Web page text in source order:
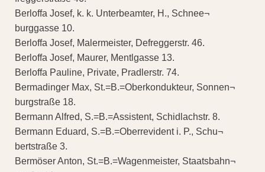
Berloffa Josef, k. k. Unterbeamter, H., Schnee¬
burggasse 10.
Berloffa Josef, Malermeister, Defreggerstr. 46.
Berloffa Josef, Maurer, Mentlgasse 13.
Berloffa Pauline, Private, Pradlerstr. 74.
Bermadinger Max, St.=B.=Oberkondukteur, Sonnen¬
burgstraße 18.
Bermann Alfred, S.=B.=Assistent, Schidlachstr. 8.
Bermann Eduard, S.=B.=Oberrevident i. P., Schu¬
bertstraße 3.
Bermöser Anton, St.=B.=Wagenmeister, Staatsbahn¬